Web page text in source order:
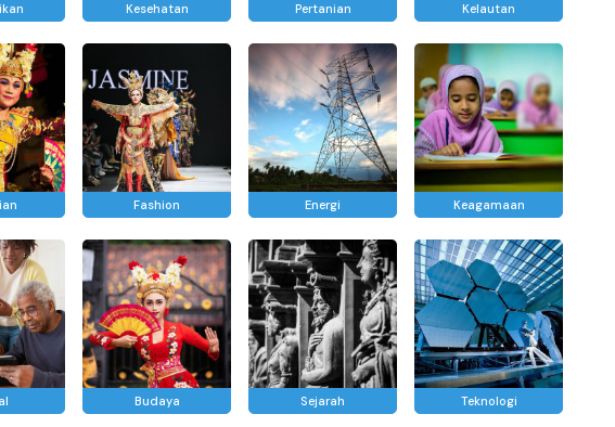
Kesehatan Pertanian Kelautan
Fashion Energi Keagamaan
Budaya Sejarah Teknologi